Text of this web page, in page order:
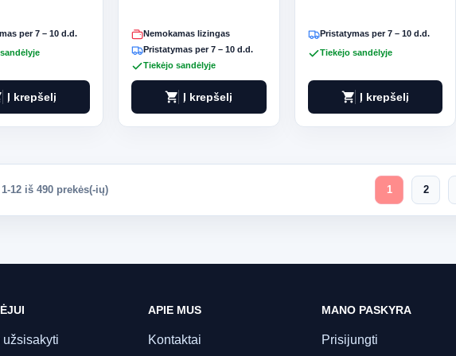
per 7 – 10 d.d.
Į krepšelį
Nemokamas lizingas
Pristatymas per 7 – 10 d.d.
Tiekėjo sandėlyje
shopping_cart Į krepšelį
Pristatymas per 7 – 10 d.d.
Tiekėjo sandėlyje
shopping_cart Į krepšelį
12 iš 490 prekės(-ių) 1 2
užsisakyti
APIE MUS
Kontaktai
MANO PASKYRA
Prisijungti